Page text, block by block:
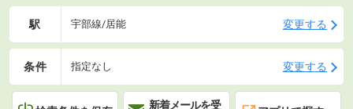
駅 宇部線/居能 変更する
条件 指定なし 変更する
新着メールを受